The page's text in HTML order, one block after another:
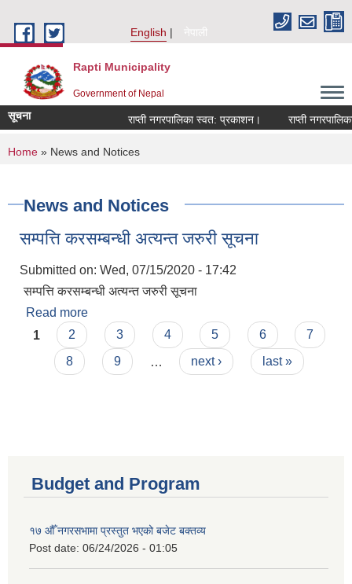
English
नेपाली
Rapti Municipality
Government of Nepal
सूचना राप्ती नगरपालिका स्वत: प्रकाशन। राप्ती
You are here
Home » News and Notices
News and Notices
सम्पत्ति करसम्बन्धी अत्यन्त जरुरी सूचना
Submitted on: Wed, 07/15/2020 - 17:42
सम्पत्ति करसम्बन्धी अत्यन्त जरुरी सूचना
Read more
Pages
1 2 3 4 5 6
7
8
9 next › last »
Budget and Program
१७ औँ नगरसभामा प्रस्तुत भएको बजेट बक्तव्य
Post date: 06/24/2026 - 01:05